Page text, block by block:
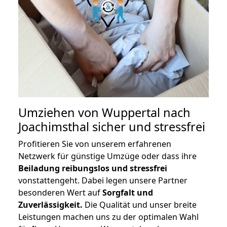
Umziehen von Wuppertal nach
Joachimsthal sicher und stressfrei
Profitieren Sie von unserem erfahrenen
Netzwerk für günstige Umzüge oder dass ihre
Beiladung reibungslos und stressfrei
vonstattengeht. Dabei legen unsere Partner
besonderen Wert aufSorgfalt und
Zuverlässigkeit. Die Qualität und unser breite
Leistungen machen uns zu der optimalen Wahl